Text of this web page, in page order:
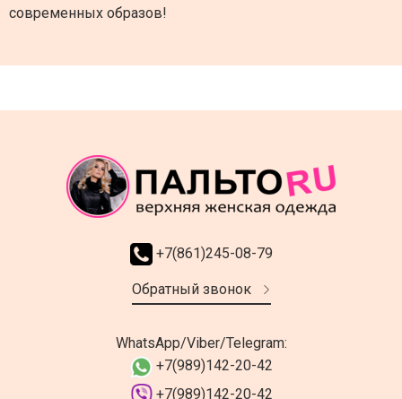
современных образов!
+7(861)245-08-79
Обратный звонок
WhatsApp/Viber/Telegram:
+7(989)142-20-42
+7(989)142-20-42